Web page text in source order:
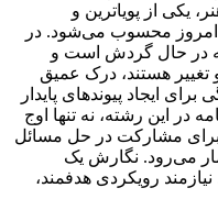
یکی از پویاترین و
امروز محسوب می‌شود. در
در حال گردش است و
هستند، درک عمیق
ایجاد پیوندهای پایدار
در این رشته، نه تنها اوج
مشارکت در حل مسائل
می‌رود. نگارش یک
رویکردی هدفمند،